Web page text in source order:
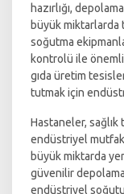
hazırlığı,
büyük miktarlarda
soğutma
kontrolü ile
gıda üretim
tutmak için
Hastaneler,
endüstriyel mutfak
büyük miktarda
güvenilir
endüstriyel